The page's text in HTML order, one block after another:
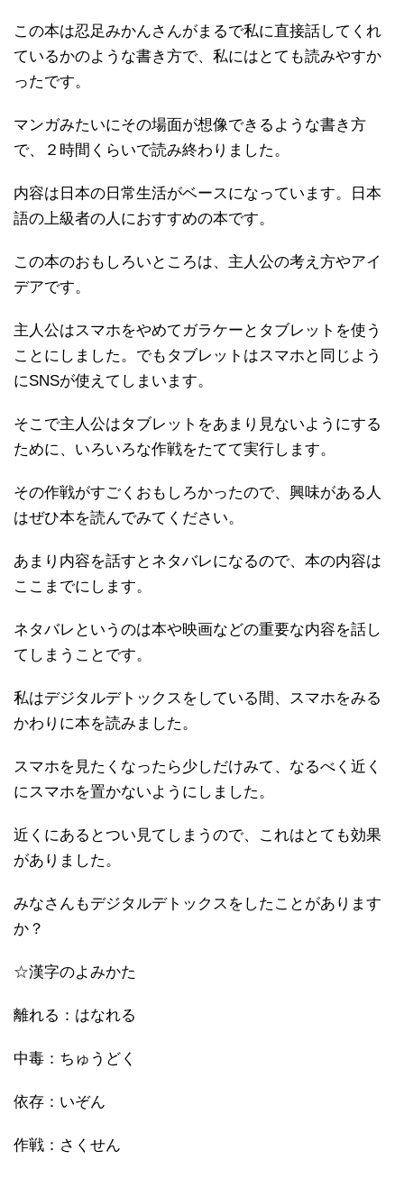
この本は忍足みかんさんがまるで私に直接話してくれ
ているかのような書き方で、私にはとても読みやすか
ったです。
マンガみたいにその場面が想像できるような書き方
で、２時間くらいで読み終わりました。
内容は日本の日常生活がベースになっています。日本
語の上級者の人におすすめの本です。
この本のおもしろいところは、主人公の考え方やアイ
デアです。
主人公はスマホをやめてガラケーとタブレットを使う
ことにしました。でもタブレットはスマホと同じよう
にSNSが使えてしまいます。
そこで主人公はタブレットをあまり見ないようにする
ために、いろいろな作戦をたてて実行します。
その作戦がすごくおもしろかったので、興味がある人
はぜひ本を読んでみてください。
あまり内容を話すとネタバレになるので、本の内容は
ここまでにします。
ネタバレというのは本や映画などの重要な内容を話し
てしまうことです。
私はデジタルデトックスをしている間、スマホをみる
かわりに本を読みました。
スマホを見たくなったら少しだけみて、なるべく近く
にスマホを置かないようにしました。
近くにあるとつい見てしまうので、これはとても効果
がありました。
みなさんもデジタルデトックスをしたことがあります
か？
☆漢字のよみかた
離れる：はなれる
中毒：ちゅうどく
依存：いぞん
作戦：さくせん